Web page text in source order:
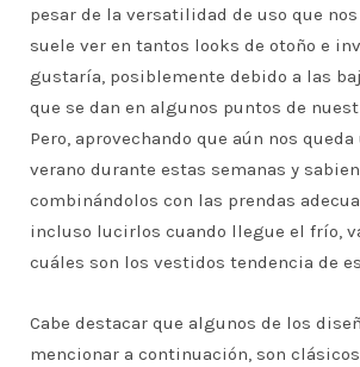
pesar de la versatilidad de uso que nos
suele ver en tantos looks de otoño e
gustaría, posiblemente debido a las
que se dan en algunos puntos de
Pero, aprovechando que aún nos
verano durante estas semanas y
combinándolos con las prendas
incluso lucirlos cuando llegue el frío,
cuáles son los vestidos tendencia de
Cabe destacar que algunos de los
mencionar a continuación, son